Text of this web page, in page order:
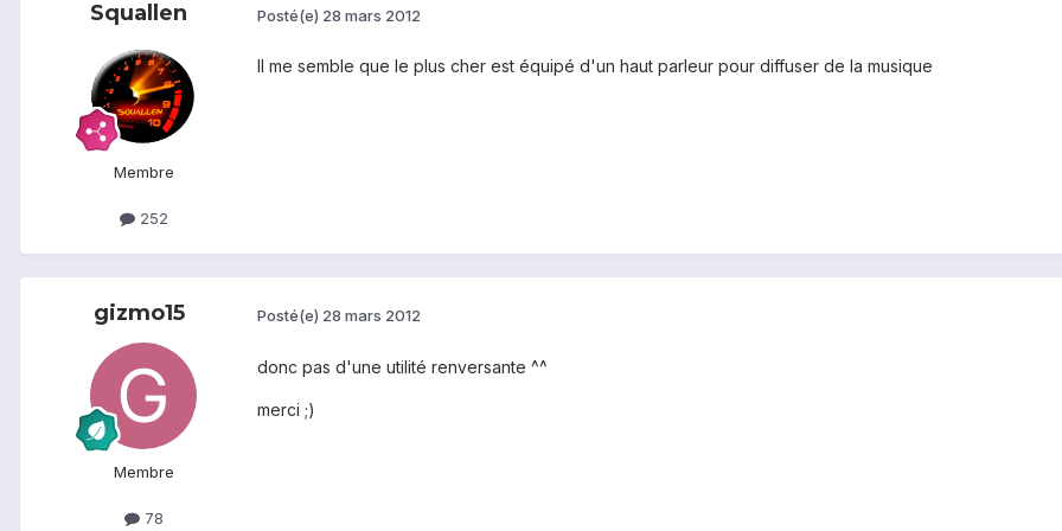
Squallen
Membre
252
Posté(e) 28 mars 2012
Il me semble que le plus cher est équipé d'un haut parleur pour diffuser de la musique
gizmo15
Membre
78
Posté(e) 28 mars 2012
donc pas d'une utilité renversante ^^
merci ;)